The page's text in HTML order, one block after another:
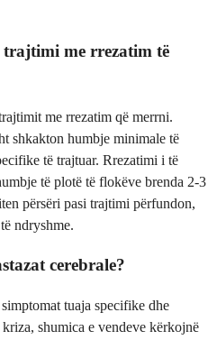
me rrezatim të
me rrezatim që merrni.
shkakton humbje minimale të
të trajtuar. Rrezatimi i të
të plotë të flokëve brenda 2-3
përsëri pasi trajtimi përfundon,
ndryshme.
cerebrale?
tuaja specifike dhe
shumica e vendeve kërkojnë